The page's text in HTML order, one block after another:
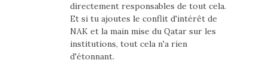
directement responsables de tout cela.
Et si tu ajoutes le conflit d'intérêt de
NAK et la main mise du Qatar sur les
institutions, tout cela n'a rien
d'étonnant.